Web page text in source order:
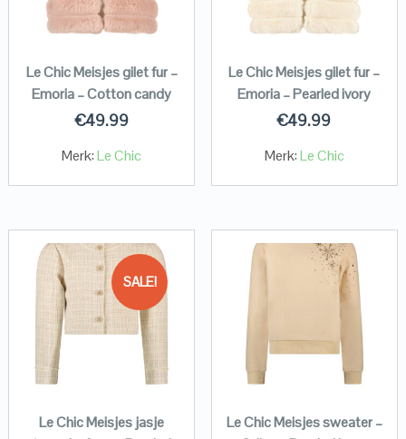
Le Chic Meisjes gilet fur –
Emoria – Cotton candy
€49.99
Merk:Le Chic
Le Chic Meisjes gilet fur –
Emoria – Pearled ivory
€49.99
Merk:Le Chic
SALE!
Le Chic Meisjes jasje
Le Chic Meisjes sweater –